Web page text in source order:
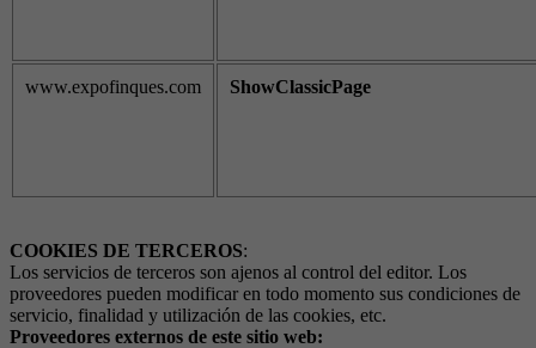
www.expofinques.com ShowClassicPage
COOKIES DE TERCEROS:
Los servicios de terceros son ajenos al control del editor. Los
proveedores pueden modificar en todo momento sus condiciones de
servicio, finalidad y utilización de las cookies, etc.
Proveedores externos de este sitio web: